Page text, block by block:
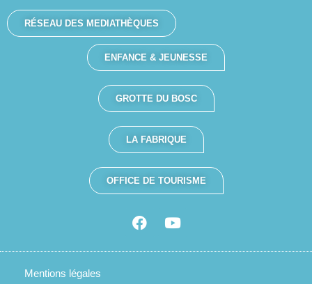
RÉSEAU DES MEDIATHÈQUES
ENFANCE & JEUNESSE
GROTTE DU BOSC
LA FABRIQUE
OFFICE DE TOURISME
Mentions légales